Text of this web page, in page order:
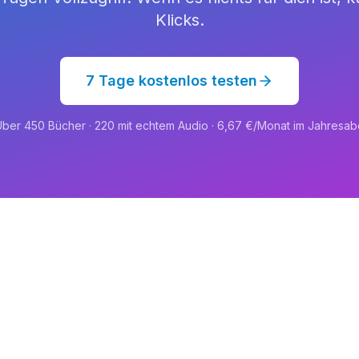
Klicks.
7 Tage kostenlos testen
450 Bücher · 220 mit echtem Audio · 6,67 €/Monat im